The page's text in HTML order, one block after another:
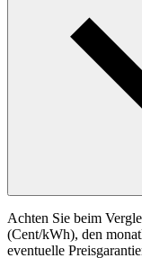
Achten Sie beim
(Cent/kWh), den
eventuelle